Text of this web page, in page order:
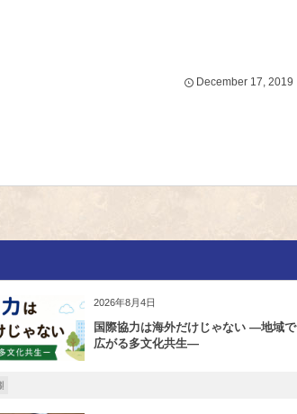
December 17, 2019
2026年8月4日
国際協力は海外だけじゃない ―地域で
広がる多文化共生―